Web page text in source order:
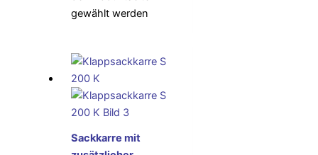
gewählt werden
Sackkarre mit